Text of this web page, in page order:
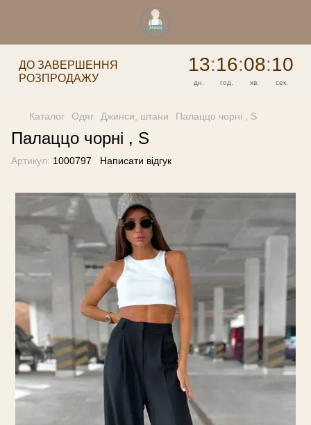
ДО ЗАВЕРШЕННЯ
РОЗПРОДАЖУ
13:16:08:10
дн. год. хв. сек.
Каталог Одяг Джинси, штани Палаццо чорні , S
Палаццо чорні , S
Артикул: 1000797 Написати відгук